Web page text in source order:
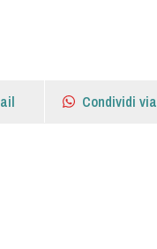
Condividi